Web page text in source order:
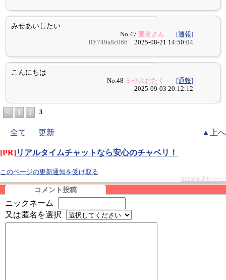
みせあいしたい
No.47 匿名さん
[通報]
ID:749a8c066 2025-08-21 14:50:04
こんにちは
No.48 ミセスおたく
[通報]
2025-09-03 20:12:12
< 1 2 3
全て 更新 ▲上へ
[PR]リアルタイムチャットなら安心のチャベリ！
このページの更新通知を受け取る
RSS更新通知パーツ
コメント投稿
ニックネーム
又は匿名を選択